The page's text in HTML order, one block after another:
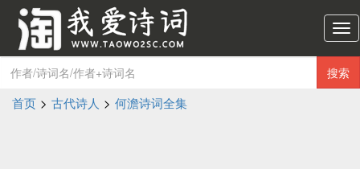
淘
我
爱
诗
搜索
首页 > 古代诗人 > 何澹诗词全集